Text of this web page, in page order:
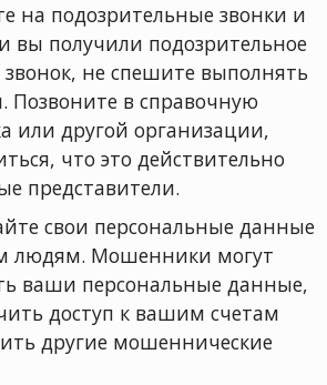
на подозрительные звонки и
вы получили подозрительное
не спешите выполнять
Позвоните в справочную
или другой организации,
что это действительно
представители.
свои персональные данные
людям. Мошенники могут
ваши персональные данные,
доступ к вашим счетам
другие мошеннические